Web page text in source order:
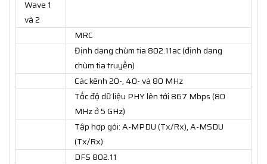
Wave 1
và 2
MRC
Định dạng chùm tia 802.11ac (định dạng
chùm tia truyền)
Các kênh 20-, 40- và 80 MHz
Tốc độ dữ liệu PHY lên tới 867 Mbps (80
MHz ở 5 GHz)
Tập hợp gói: A-MPDU (Tx/Rx), A-MSDU
(Tx/Rx)
DFS 802.11